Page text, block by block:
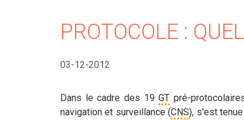
PROTOCOLE :
03-12-2012
Dans le cadre des 19GT pré-
navigation et surveillance (CNS), s'est